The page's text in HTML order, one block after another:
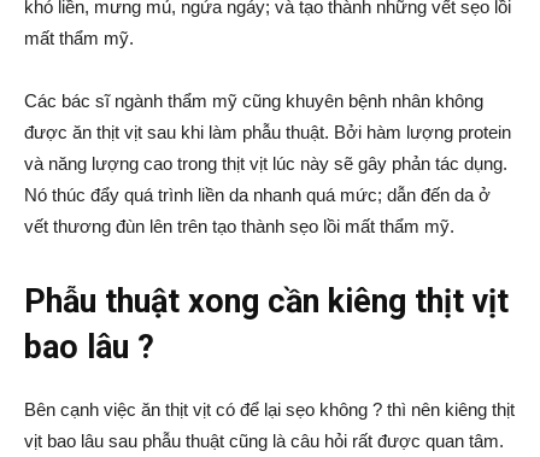
khó liền, mưng mủ, ngứa ngáy; và tạo thành những vết sẹo lồi
mất thẩm mỹ.
Các bác sĩ ngành thẩm mỹ cũng khuyên bệnh nhân không
được ăn thịt vịt sau khi làm phẫu thuật. Bởi hàm lượng protein
và năng lượng cao trong thịt vịt lúc này sẽ gây phản tác dụng.
Nó thúc đẩy quá trình liền da nhanh quá mức; dẫn đến da ở
vết thương đùn lên trên tạo thành sẹo lồi mất thẩm mỹ.
Phẫu thuật xong cần kiêng thịt vịt
bao lâu ?
Bên cạnh việc ăn thịt vịt có để lại sẹo không ? thì nên kiêng thịt
vịt bao lâu sau phẫu thuật cũng là câu hỏi rất được quan tâm.